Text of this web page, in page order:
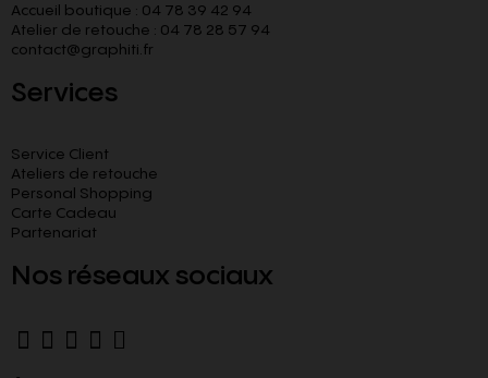
Accueil boutique : 04 78 39 42 94
Atelier de retouche : 04 78 28 57 94
contact@graphiti.fr
Services
Service Client
Ateliers de retouche
Personal Shopping
Carte Cadeau
Partenariat
Nos réseaux sociaux